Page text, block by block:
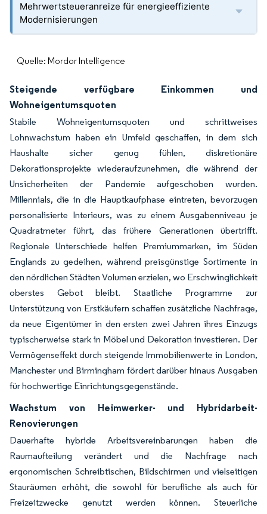
Mehrwertsteueranreize für energieeffiziente
Modernisierungen
Quelle: Mordor Intelligence
Steigende verfügbare Einkommen und
Wohneigentumsquoten
Stabile Wohneigentumsquoten und schrittweises
Lohnwachstum haben ein Umfeld geschaffen, in dem sich
Haushalte sicher genug fühlen, diskretionäre
Dekorationsprojekte wiederaufzunehmen, die während der
Unsicherheiten der Pandemie aufgeschoben wurden.
Millennials, die in die Hauptkaufphase eintreten, bevorzugen
personalisierte Interieurs, was zu einem Ausgabenniveau je
Quadratmeter führt, das frühere Generationen übertrifft.
Regionale Unterschiede helfen Premiummarken, im Süden
Englands zu gedeihen, während preisgünstige Sortimente in
den nördlichen Städten Volumen erzielen, wo Erschwinglichkeit
oberstes Gebot bleibt. Staatliche Programme zur
Unterstützung von Erstkäufern schaffen zusätzliche Nachfrage,
da neue Eigentümer in den ersten zwei Jahren ihres Einzugs
typischerweise stark in Möbel und Dekoration investieren. Der
Vermögenseffekt durch steigende Immobilienwerte in London,
Manchester und Birmingham fördert darüber hinaus Ausgaben
für hochwertige Einrichtungsgegenstände.
Wachstum von Heimwerker- und Hybridarbeit-
Renovierungen
Dauerhafte hybride Arbeitsvereinbarungen haben die
Raumaufteilung verändert und die Nachfrage nach
ergonomischen Schreibtischen, Bildschirmen und vielseitigen
Stauräumen erhöht, die sowohl für berufliche als auch für
Freizeitzwecke genutzt werden können. Steuerliche